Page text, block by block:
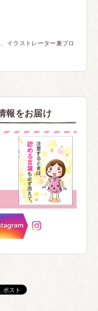
イラストレーター兼ブロ
報をお届け